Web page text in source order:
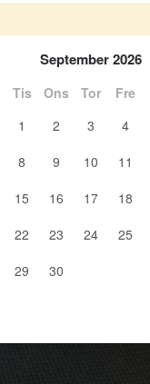
September 2026
Tis Ons Tor Fre
1
2 3 4
8 9 10 11
15 16 17 18
22 23 24 25
29 30